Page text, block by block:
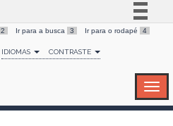
Simplifique!
Comunica BR
2 Ir para a busca 3 Ir para o rodapé 4
IDIOMAS CONTRASTE